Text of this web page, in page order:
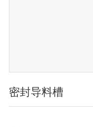
密封导料槽